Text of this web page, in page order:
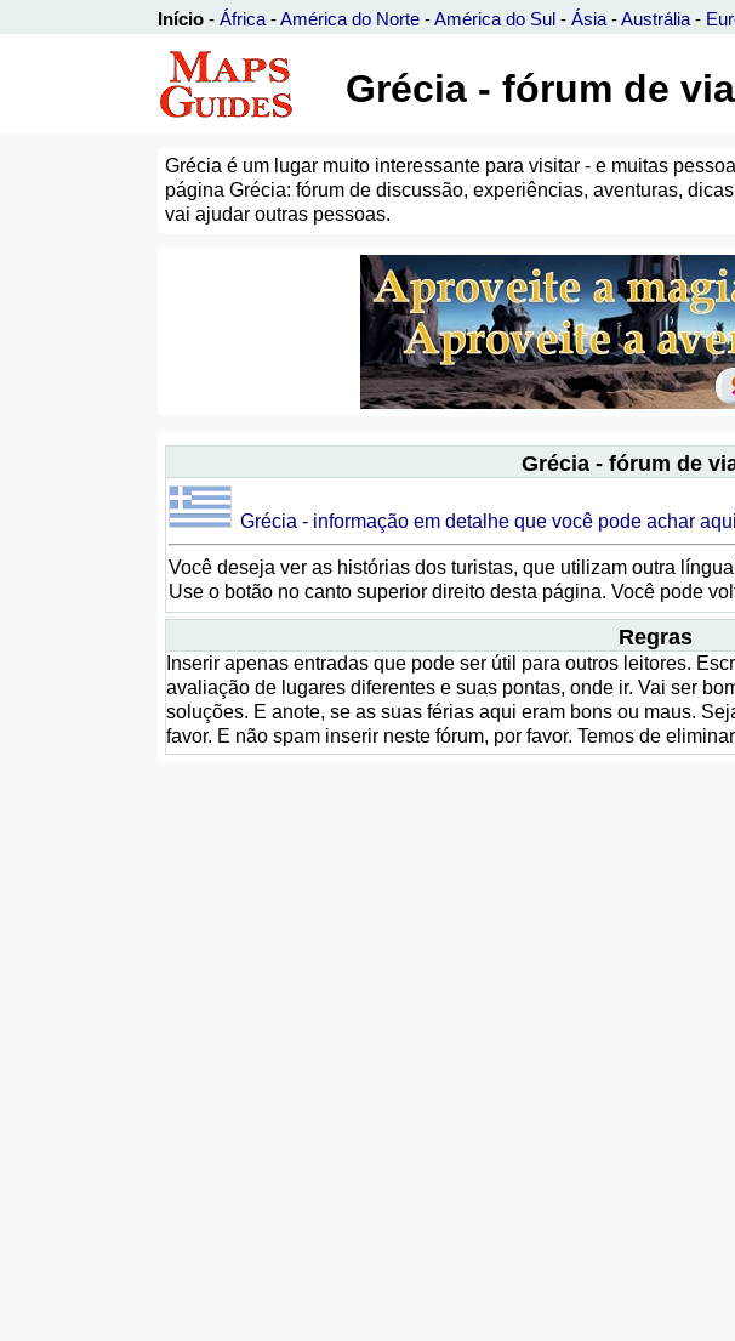
Início - África -América do Norte -América do Sul - Ásia -Austrália -
Grécia - fórum de
Grécia é um lugar muito interessante para visitar - e muitas
página Grécia: fórum de discussão, experiências, aventuras,
vai ajudar outras pessoas.
Grécia - fórum de
Grécia - informação em detalhe que você pode achar aqui
Você deseja ver as histórias dos turistas, que utilizam outra
Use o botão no canto superior direito desta página. Você pode
Regras
Inserir apenas entradas que pode ser útil para outros leitores.
avaliação de lugares diferentes e suas pontas, onde ir. Vai ser
soluções. E anote, se as suas férias aqui eram bons ou maus.
favor. E não spam inserir neste fórum, por favor. Temos de